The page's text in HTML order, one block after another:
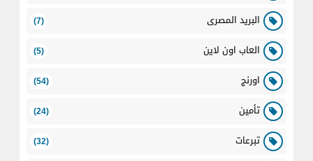
البريد المصرى (7)
العاب اون لاين (5)
اورنج (54)
تأمين (24)
تبرعات (32)